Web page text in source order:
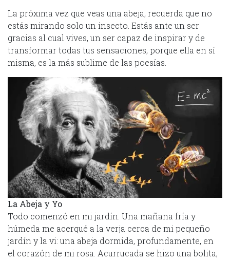
La próxima vez que veas una abeja, recuerda que no
estás mirando solo un insecto. Estás ante un ser
gracias al cual vives, un ser capaz de inspirar y de
transformar todas tus sensaciones, porque ella en sí
misma, es la más sublime de las poesías.
La Abeja y Yo
Todo comenzó en mi jardín. Una mañana fría y
húmeda me acerqué a la verja cerca de mi pequeño
jardín y la vi: una abeja dormida, profundamente, en
el corazón de mi rosa. Acurrucada se hizo una bolita,